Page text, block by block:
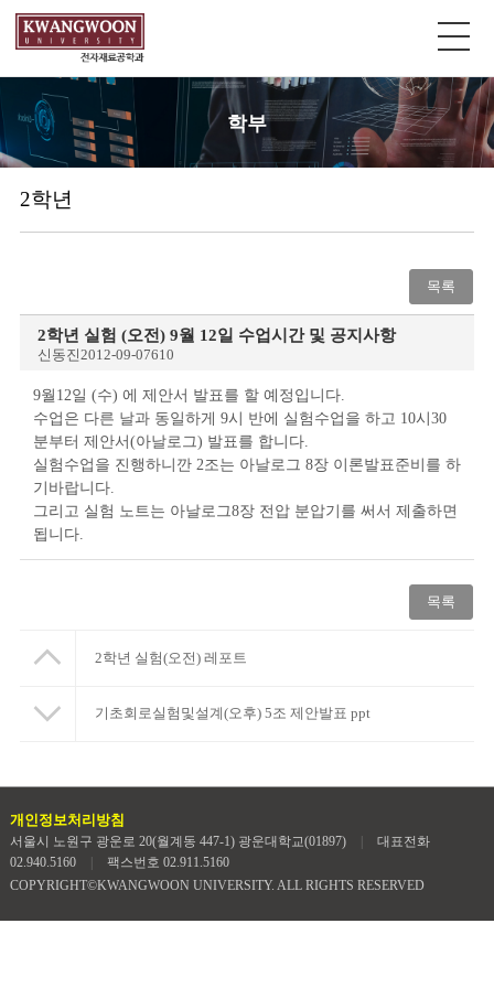
학부
2학년
목록
2학년 실험 (오전) 9월 12일 수업시간 및 공지사항
신동진2012-09-07610
9월12일 (수) 에 제안서 발표를 할 예정입니다.
수업은 다른 날과 동일하게 9시 반에 실험수업을 하고 10시30
분부터 제안서(아날로그) 발표를 합니다.
실험수업을 진행하니깐 2조는 아날로그 8장 이론발표준비를 하
기바랍니다.
그리고 실험 노트는 아날로그8장 전압 분압기를 써서 제출하면
됩니다.
목록
2학년 실험(오전) 레포트
기초회로실험및설계(오후) 5조 제안발표 ppt
개인정보처리방침
서울시 노원구 광운로 20(월계동 447-1) 광운대학교(01897)
대표전화
02.940.5160
팩스번호 02.911.5160
COPYRIGHT©KWANGWOON UNIVERSITY. ALL RIGHTS RESERVED